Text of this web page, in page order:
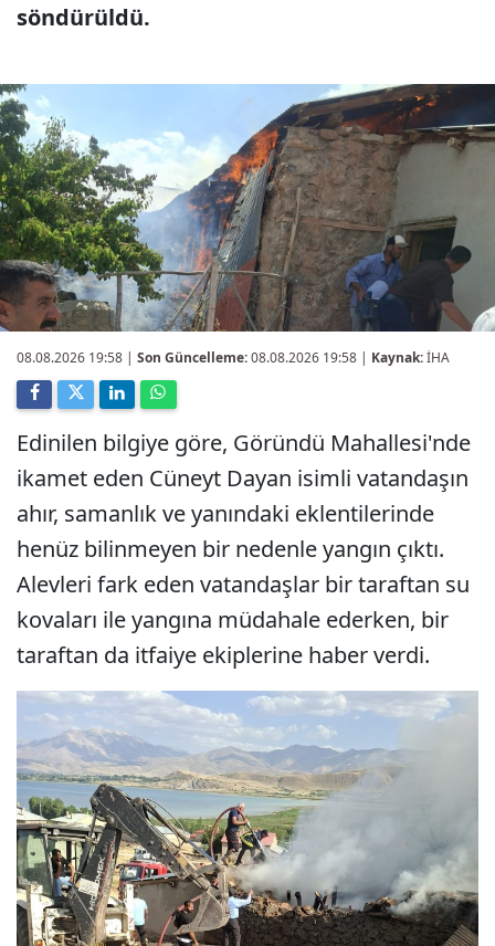
söndürüldü.
08.08.2026 19:58 | Son Güncelleme:08.08.2026 19:58 | Kaynak:İHA
Edinilen bilgiye göre, Göründü Mahallesi'nde
ikamet eden Cüneyt Dayan isimli vatandaşın
ahır, samanlık ve yanındaki eklentilerinde
henüz bilinmeyen bir nedenle yangın çıktı.
Alevleri fark eden vatandaşlar bir taraftan su
kovaları ile yangına müdahale ederken, bir
taraftan da itfaiye ekiplerine haber verdi.